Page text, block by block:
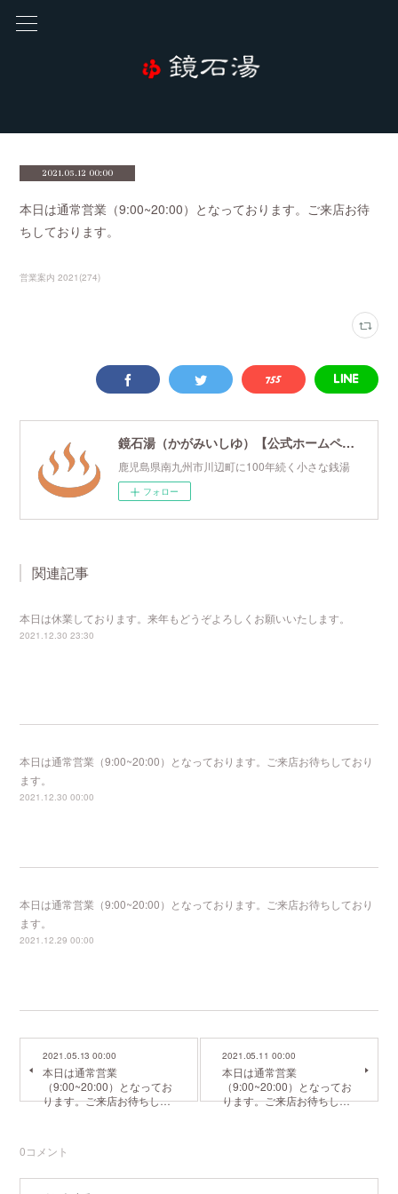
2021.05.12 00:00
本日は通常営業（9:00~20:00）となっております。ご来店お待
ちしております。
営業案内 2021 (274)
鏡石湯（かがみいしゆ）【公式ホームページ】
鹿児島県南九州市川辺町に100年続く小さな銭湯
フォロー
関連記事
本日は休業しております。来年もどうぞよろしくお願いいたします。
2021.12.30 23:30
本日は通常営業（9:00~20:00）となっております。ご来店お待ちしており
ます。
2021.12.30 00:00
本日は通常営業（9:00~20:00）となっております。ご来店お待ちしており
ます。
2021.12.29 00:00
2021.05.13 00:00
本日は通常営業
（9:00~20:00）となってお
ります。ご来店お待ちし…
2021.05.11 00:00
本日は通常営業
（9:00~20:00）となってお
ります。ご来店お待ちし…
0コメント